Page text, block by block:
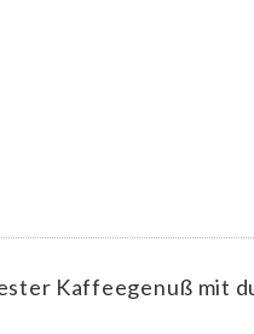
Kaffeegenuß mit